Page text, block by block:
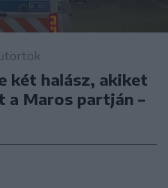
két halász, akiket
a Maros partján –